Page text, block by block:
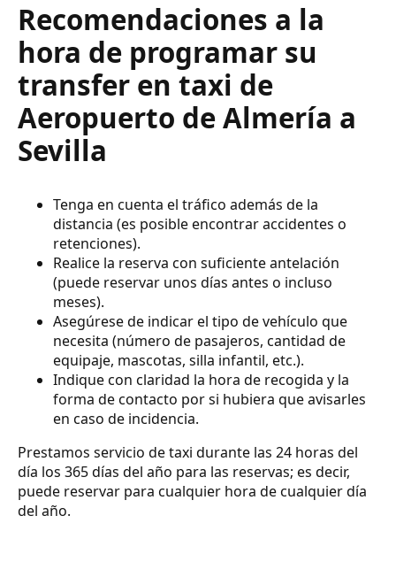
Recomendaciones a la
hora de programar su
transfer en taxi de
Aeropuerto de Almería a
Sevilla
Tenga en cuenta el tráfico además de la
distancia (es posible encontrar accidentes o
retenciones).
Realice la reserva con suficiente antelación
(puede reservar unos días antes o incluso
meses).
Asegúrese de indicar el tipo de vehículo que
necesita (número de pasajeros, cantidad de
equipaje, mascotas, silla infantil, etc.).
Indique con claridad la hora de recogida y la
forma de contacto por si hubiera que avisarles
en caso de incidencia.
Prestamos servicio de taxi durante las 24 horas del
día los 365 días del año para las reservas; es decir,
puede reservar para cualquier hora de cualquier día
del año.